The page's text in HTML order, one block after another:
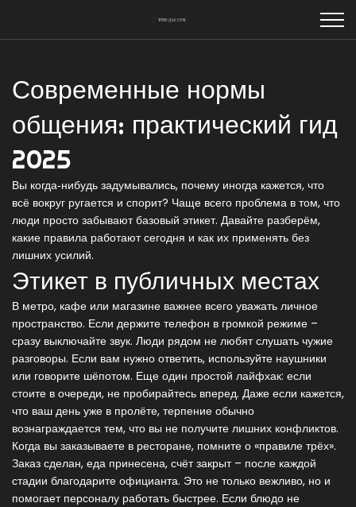
Современные нормы
общения: практический гид
2025
Вы когда‑нибудь задумывались, почему иногда кажется, что
всё вокруг ругается и спорит? Чаще всего проблема в том, что
люди просто забывают базовый этикет. Давайте разберём,
какие правила работают сегодня и как их применять без
лишних усилий.
Этикет в публичных местах
В метро, кафе или магазине важнее всего уважать личное
пространство. Если держите телефон в громкой режиме –
сразу выключайте звук. Люди рядом не любят слушать чужие
разговоры. Если вам нужно ответить, используйте наушники
или говорите шёпотом. Еще один простой лайфхак: если
стоите в очереди, не пробирайтесь вперед. Даже если кажется,
что ваш день уже в пролёте, терпение обычно
вознаграждается тем, что вы не получите лишних конфликтов.
Когда вы заказываете в ресторане, помните о «правиле трёх».
Заказ сделан, еда принесена, счёт закрыт – после каждой
стадии благодарите официанта. Это не только вежливо, но и
помогает персоналу работать быстрее. Если блюдо не